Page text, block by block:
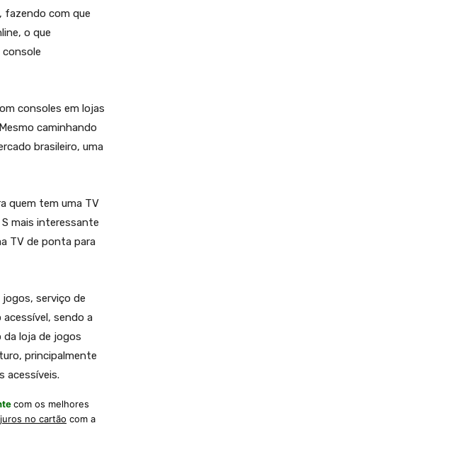
fazendo com que
o que
consoles em lojas
caminhando
brasileiro, uma
quem tem uma TV
mais interessante
TV de ponta para
serviço de
sendo a
da loja de jogos
principalmente
acessíveis.
com os melhores
no cartão com a